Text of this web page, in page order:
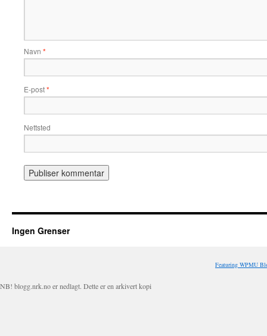
Navn *
E-post*
Nettsted
Ingen Grenser
Featuring WPMU
NB! blogg.nrk.no er nedlagt. Dette er en arkivert kopi